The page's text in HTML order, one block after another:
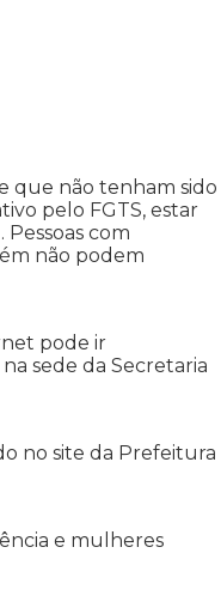
que não tenham sido
pelo FGTS, estar
com
não podem
pode ir
sede da Secretaria
no site da Prefeitura
e mulheres